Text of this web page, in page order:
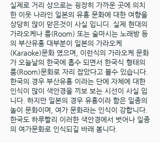
실제로 거리 상으로는 굉장히 가까운 곳에 의치
한 이웃 나라인 일본의 유흥 문화에 대한 여향을
상당히 많이 맏은것이 사실 입니디. 실제 현대의
가라오케나 룸(Room) 또는 술마시는 노래방 등
의 부산유흥 대부분이 일본의 가라오케
(Karaoke)문화 였으며, 이런식의 가라오케 문화
가 오늘날의 한국에 흡수 되면서 한국식 형태의
룸(Room)문화로 자리 잡았다고 볼수 있습니다.
한국의 경우 부산유흥 이라는 단에 자체에 대한
인식이 많이 색안경을 끼보 보는 시선이 사실 입
니다. 하지만 일본의 경우 유흥이라 함은 일종의
놀이 문화이며, 여가 문화라는 인식이 강합니다.
한국도 하루빨리 이러한 색안경에서 벗어나 일종
의 여가문화로 인식되길 바래 봄니다.